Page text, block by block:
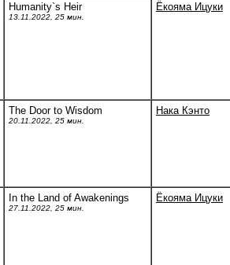
Humanity`s Heir
13.11.2022, 25 мин.
Ёкояма Ицуки
The Door to Wisdom
20.11.2022, 25 мин.
Нака Кэнто
In the Land of Awakenings
27.11.2022, 25 мин.
Ёкояма Ицуки